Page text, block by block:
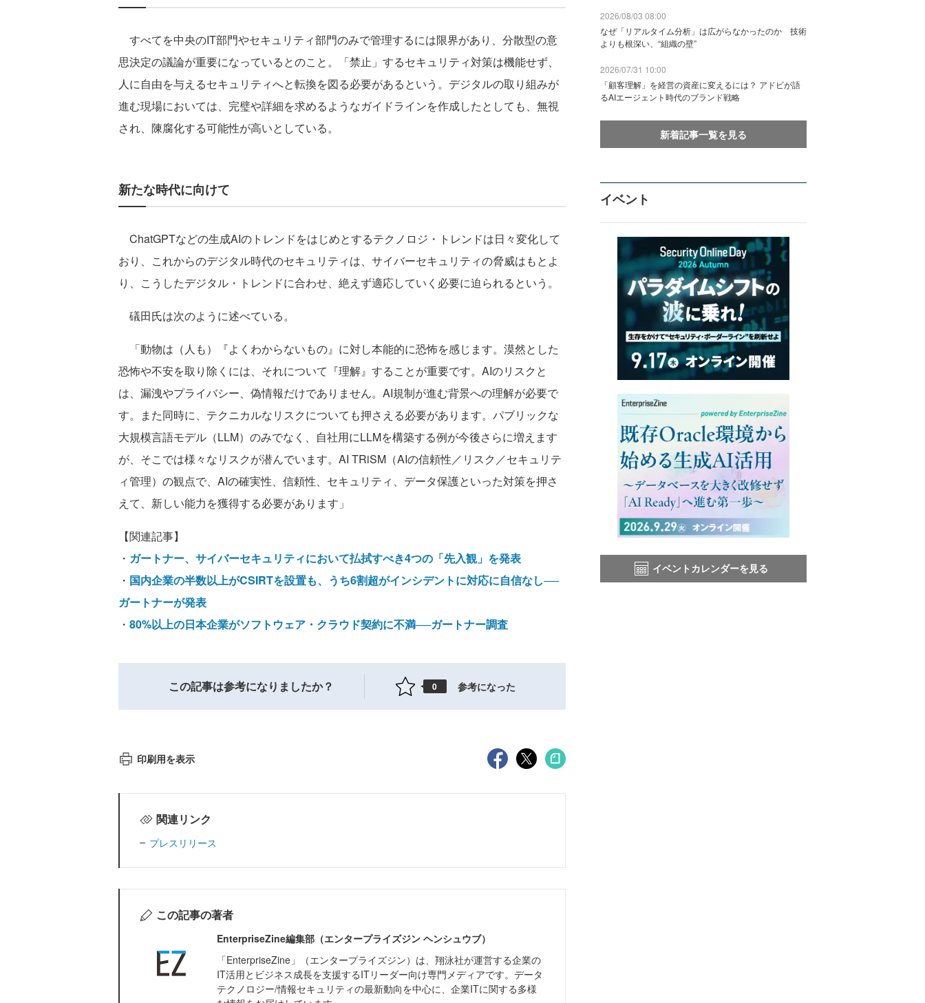
すべてを中央のIT部門やセキュリティ部門のみで管理するには限界があり、分散型の意
思決定の議論が重要になっているとのこと。「禁止」するセキュリティ対策は機能せず、
人に自由を与えるセキュリティへと転換を図る必要があるという。デジタルの取り組みが
進む現場においては、完璧や詳細を求めるようなガイドラインを作成したとしても、無視
され、陳腐化する可能性が高いとしている。
新たな時代に向けて
ChatGPTなどの生成AIのトレンドをはじめとするテクノロジ・トレンドは日々変化して
おり、これからのデジタル時代のセキュリティは、サイバーセキュリティの脅威はもとよ
り、こうしたデジタル・トレンドに合わせ、絶えず適応していく必要に迫られるという。
礒田氏は次のように述べている。
「動物は（人も）『よくわからないもの』に対し本能的に恐怖を感じます。漠然とした
恐怖や不安を取り除くには、それについて『理解』することが重要です。AIのリスクと
は、漏洩やプライバシー、偽情報だけでありません。AI規制が進む背景への理解が必要で
す。また同時に、テクニカルなリスクについても押さえる必要があります。パブリックな
大規模言語モデル（LLM）のみでなく、自社用にLLMを構築する例が今後さらに増えます
が、そこでは様々なリスクが潜んでいます。AI TRiSM（AIの信頼性／リスク／セキュリテ
ィ管理）の観点で、AIの確実性、信頼性、セキュリティ、データ保護といった対策を押さ
えて、新しい能力を獲得する必要があります」
【関連記事】
・ ガートナー、サイバーセキュリティにおいて払拭すべき4つの「先入観」を発表
・ 国内企業の半数以上がCSIRTを設置も、うち6割超がインシデントに対応に自信なし──
ガートナーが発表
・ 80%以上の日本企業がソフトウェア・クラウド契約に不満──ガートナー調査
この記事は参考になりましたか？ 0 参考になった
印刷用を表示
関連リンク
プレスリリース
この記事の著者
EnterpriseZine編集部（エンタープライズジン ヘンシュウブ）
「EnterpriseZine」（エンタープライズジン）は、翔泳社が運営する企業の
IT活用とビジネス成長を支援するITリーダー向け専門メディアです。データ
テクノロジー/情報セキュリティの最新動向を中心に、企業ITに関する多様
2026/08/03 08:00
なぜ「リアルタイム分析」は広がらなかったのか 技術
よりも根深い、“組織の壁”
2026/07/31 10:00
「顧客理解」を経営の資産に変えるには？ アドビが語
るAIエージェント時代のブランド戦略
新着記事一覧を見る
イベント
イベントカレンダーを見る